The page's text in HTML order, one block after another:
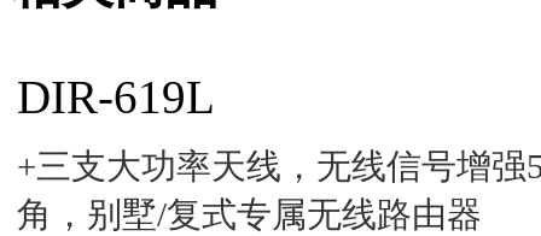
DIR-619L
+三支大功率天线，无线信号增
角，别墅/复式专属无线路由器